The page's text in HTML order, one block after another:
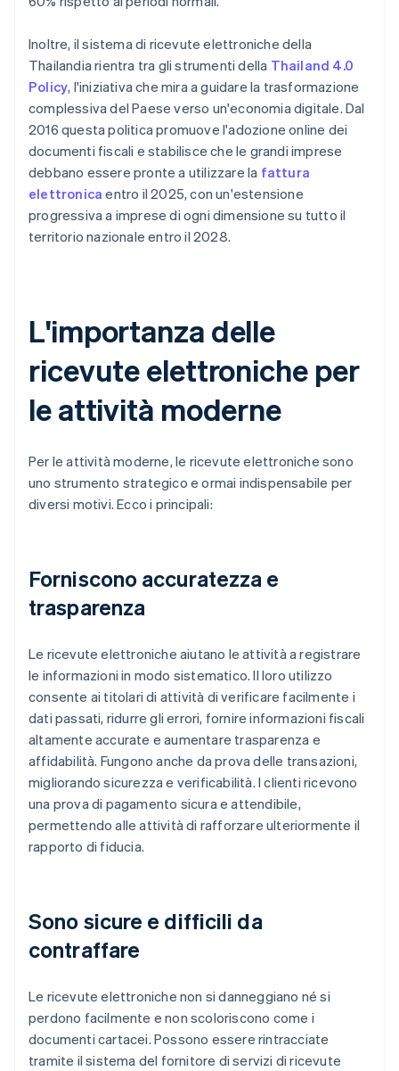
Inoltre, il sistema di ricevute elettroniche della
Thailandia rientra tra gli strumenti della Thailand 4.0
Policy, l'iniziativa che mira a guidare la trasformazione
complessiva del Paese verso un'economia digitale. Dal
2016 questa politica promuove l'adozione online dei
documenti fiscali e stabilisce che le grandi imprese
debbano essere pronte a utilizzare la fattura
elettronica entro il 2025, con un'estensione
progressiva a imprese di ogni dimensione su tutto il
territorio nazionale entro il 2028.
L'importanza delle
ricevute elettroniche per
le attività moderne
Per le attività moderne, le ricevute elettroniche sono
uno strumento strategico e ormai indispensabile per
diversi motivi. Ecco i principali:
Forniscono accuratezza e
trasparenza
Le ricevute elettroniche aiutano le attività a registrare
le informazioni in modo sistematico. Il loro utilizzo
consente ai titolari di attività di verificare facilmente i
dati passati, ridurre gli errori, fornire informazioni fiscali
altamente accurate e aumentare trasparenza e
affidabilità. Fungono anche da prova delle transazioni,
migliorando sicurezza e verificabilità. I clienti ricevono
una prova di pagamento sicura e attendibile,
permettendo alle attività di rafforzare ulteriormente il
rapporto di fiducia.
Sono sicure e difficili da
contraffare
Le ricevute elettroniche non si danneggiano né si
perdono facilmente e non scoloriscono come i
documenti cartacei. Possono essere rintracciate
tramite il sistema del fornitore di servizi di ricevute